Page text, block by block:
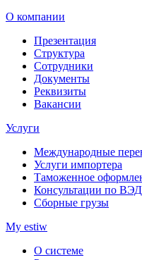
О компании
Презентация
Структура
Сотрудники
Документы
Реквизиты
Вакансии
Услуги
Международные
Услуги импортера
Таможенное
Консультации по ВЭД
Сборные грузы
My estiw
О системе